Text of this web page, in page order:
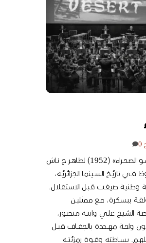
0
ُيُعــد فيلــم الافتتــاح «غطاســو الصحــراء» (1952) لطاهــر ح نــاش
تاريُــخ الســينما الجزائريُـة،
وطنيـة صيغـت قبـل الاسـتقلال.
ببسـكرة، مـع ممثليـن
الشـيخ علـي وابنــه منصــور،
واحــة مهــددة بالجفــاف قبــل
بســاطته وقــوة رمزيُتــه